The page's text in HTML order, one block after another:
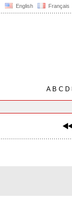
English Français
AB C D